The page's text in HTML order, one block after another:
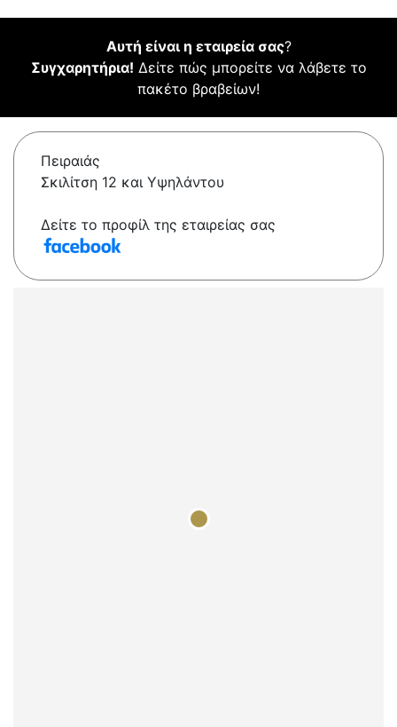
Αυτή είναι η εταιρεία σας?
Συγχαρητήρια! Δείτε πώς μπορείτε να λάβετε το
πακέτο βραβείων!
Πειραιάς
Σκιλίτση 12 και Υψηλάντου
Δείτε το προφίλ της εταιρείας σας